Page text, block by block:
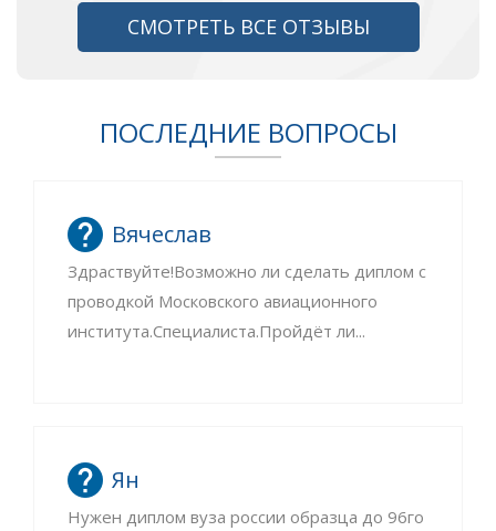
СМОТРЕТЬ ВСЕ ОТЗЫВЫ
ПОСЛЕДНИЕ ВОПРОСЫ
Вячеслав
Здраствуйте!Возможно ли сделать диплом с
проводкой Московского авиационного
института.Специалиста.Пройдёт ли...
Ян
Нужен диплом вуза россии образца до 96го